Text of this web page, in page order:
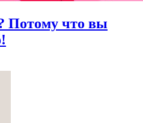
Потому что вы